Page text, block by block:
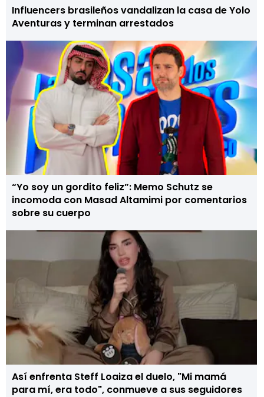
Influencers brasileños vandalizan la casa de Yolo
Aventuras y terminan arrestados
“Yo soy un gordito feliz”: Memo Schutz se
incomoda con Masad Altamimi por comentarios
sobre su cuerpo
Así enfrenta Steff Loaiza el duelo, "Mi mamá
para mí, era todo", conmueve a sus seguidores